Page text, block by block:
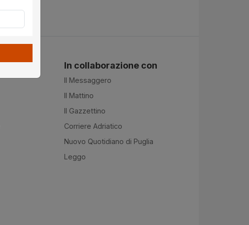
In collaborazione con
Il Messaggero
Il Mattino
Il Gazzettino
Corriere Adriatico
Nuovo Quotidiano di Puglia
Leggo